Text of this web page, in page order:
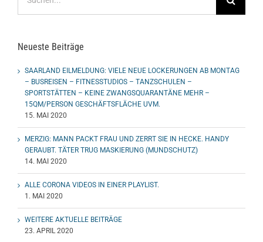
Neueste Beiträge
SAARLAND EILMELDUNG: VIELE NEUE LOCKERUNGEN AB MONTAG
– BUSREISEN – FITNESSTUDIOS – TANZSCHULEN –
SPORTSTÄTTEN – KEINE ZWANGSQUARANTÄNE MEHR –
15QM/PERSON GESCHÄFTSFLÄCHE UVM.
15. MAI 2020
MERZIG: MANN PACKT FRAU UND ZERRT SIE IN HECKE. HANDY
GERAUBT. TÄTER TRUG MASKIERUNG (MUNDSCHUTZ)
14. MAI 2020
ALLE CORONA VIDEOS IN EINER PLAYLIST.
1. MAI 2020
WEITERE AKTUELLE BEITRÄGE
23. APRIL 2020